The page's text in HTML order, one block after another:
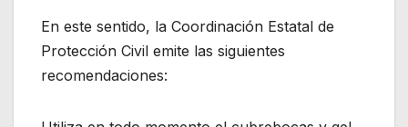
En este sentido, la Coordinación Estatal de
Protección Civil emite las siguientes
recomendaciones: